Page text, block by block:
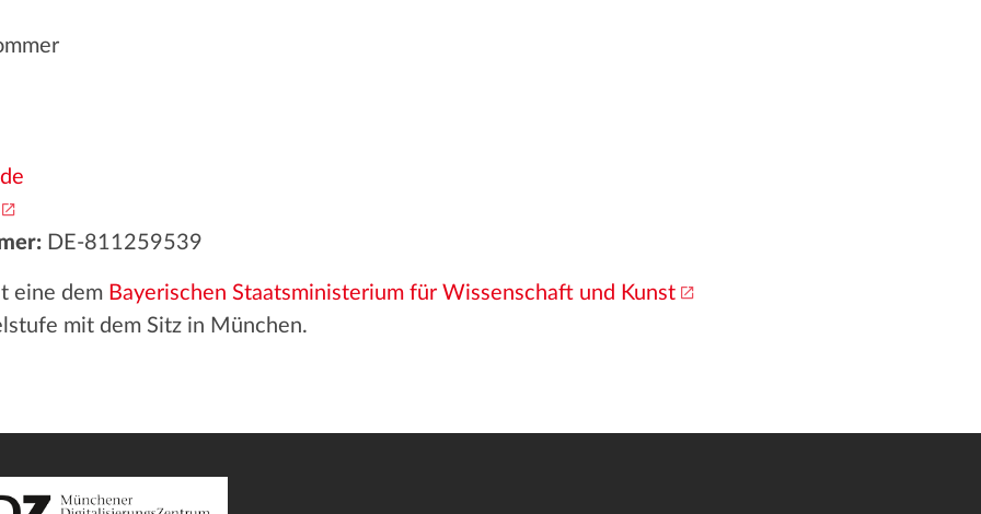
DE-811259539
eine dem Bayerischen Staatsministerium für Wissenschaft und Kunst
mit dem Sitz in München.